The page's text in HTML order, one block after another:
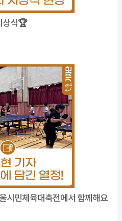
상식🏆
시민체육대축전에서 함께해요